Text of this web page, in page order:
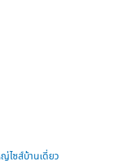
ไซส์บ้านเดี่ยว